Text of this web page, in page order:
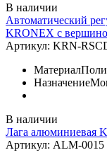
В наличии
Автоматический
KRONEX с
Артикул: KRN-
Материал
Назначение
В наличии
Лага алюминиевая
Артикул: ALM-0015